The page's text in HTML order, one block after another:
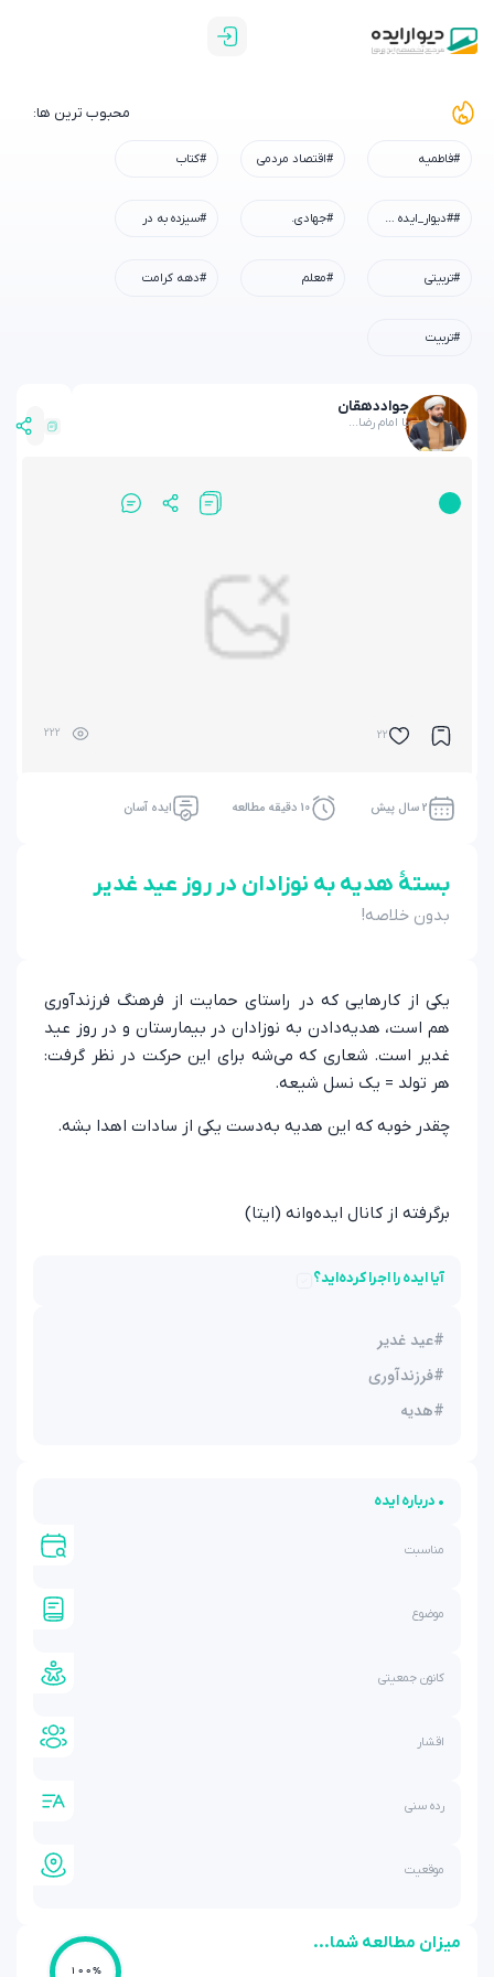
محبوب ترین ها:
#فاطمیه #اقتصاد مردمی #کتاب
##دیوار_ایده #رسم_میزبانی #شهادت_امام_رضا #همه_خادم_الرضاییم #جهادی. #سیزده به در
#تربیتی #معلم #دهه کرامت
#تربیت
• درباره ایده
مناسبت
موضوع
کانون جمعیتی
اقشار
رده سنی
موقعیت
میزان مطالعه شما...
100%
جواددهقان
یا امام رضا...
22
222
2 سال پیش 10 دقیقه مطالعه ایده آسان
بستۀ هدیه به نوزادان در روز عید غدیر
بدون خلاصه!
یکی از کارهایی که در راستای حمایت از فرهنگ فرزندآوری
هم است، هدیه‌دادن به نوزادان در بیمارستان و در روز عید
غدیر است. شعاری که می‌شه برای این حرکت در نظر گرفت:
هر تولد = یک نسل شیعه.
چقدر خوبه که این هدیه به‌دست یکی از سادات اهدا بشه.
برگرفته از کانال ایده‌وانه (ایتا)
آیا ایده را اجرا کرده‌اید؟
#عید غدیر
#فرزندآوری
#هدیه